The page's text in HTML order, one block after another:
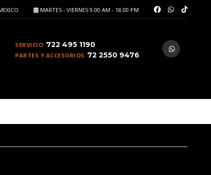
MARTES - VIERNES 9.00 AM - 18.00 PM
SERVICIO 722 495 1190
PARTES Y ACCESORIOS 72 2550 9476